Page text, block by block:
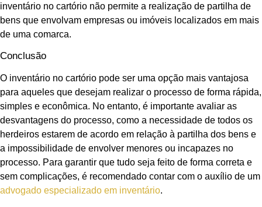
inventário no cartório não permite a realização de partilha de
bens que envolvam empresas ou imóveis localizados em mais
de uma comarca.
Conclusão
O inventário no cartório pode ser uma opção mais vantajosa
para aqueles que desejam realizar o processo de forma rápida,
simples e econômica. No entanto, é importante avaliar as
desvantagens do processo, como a necessidade de todos os
herdeiros estarem de acordo em relação à partilha dos bens e
a impossibilidade de envolver menores ou incapazes no
processo. Para garantir que tudo seja feito de forma correta e
sem complicações, é recomendado contar com o auxílio de um
advogado especializado em inventário.